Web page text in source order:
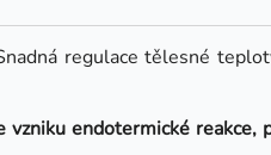
regulace tělesné
vzniku endotermické